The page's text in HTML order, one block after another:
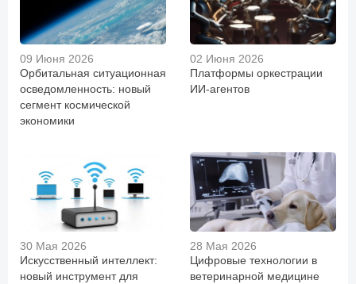
09 Июня 2026
Орбитальная ситуационная
осведомленность: новый
сегмент космической
экономики
02 Июня 2026
Платформы оркестрации
ИИ-агентов
30 Мая 2026
Искусственный интеллект:
новый инструмент для
28 Мая 2026
Цифровые технологии в
ветеринарной медицине